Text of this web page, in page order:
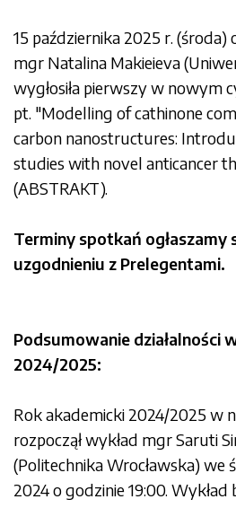
15 października 2025 r. (środa)
mgr Natalina Makieieva
wygłosiła pierwszy w nowym
pt. "Modelling of cathinone
carbon nanostructures:
studies with novel anticancer
(ABSTRAKT).
Terminy spotkań ogłaszamy
uzgodnieniu z Prelegentami.
Podsumowanie działalności
2024/2025:
Rok akademicki 2024/2025 w
rozpoczął wykład mgr Saruti
(Politechnika Wrocławska) we
2024 o godzinie 19:00. Wykład